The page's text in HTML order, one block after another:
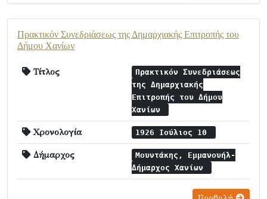
Πρακτικόν Συνεδριάσεως της Δημαρχιακής Επιτροπής του
Δήμου Χανίων
Τίτλος
Πρακτικόν Συνεδριάσεως
της Δημαρχιακής
Επιτροπής του Δήμου
Χανίων
Χρονολογία 1926 Ιούλιος 10
Δήμαρχος
Μουντάκης, Εμμανουήλ-
Δήμαρχος Χανίων